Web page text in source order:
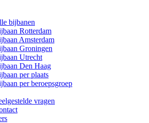
bijbanen
Rotterdam
Amsterdam
Groningen
Utrecht
Den Haag
per plaats
per beroepsgroep
vragen